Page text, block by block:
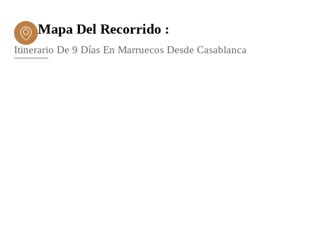
Mapa Del Recorrido :
Itinerario De 9 Días En Marruecos Desde Casablanca